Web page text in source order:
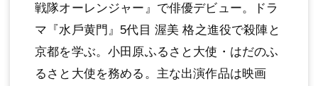
戦隊オーレンジャー』で俳優デビュー。ドラ
マ『⽔⼾⻩⾨』5代⽬ 渥美 格之進役で殺陣と
京都を学ぶ。⼩⽥原ふるさと⼤使・はだのふ
るさと⼤使を務める。主な出演作品は映画